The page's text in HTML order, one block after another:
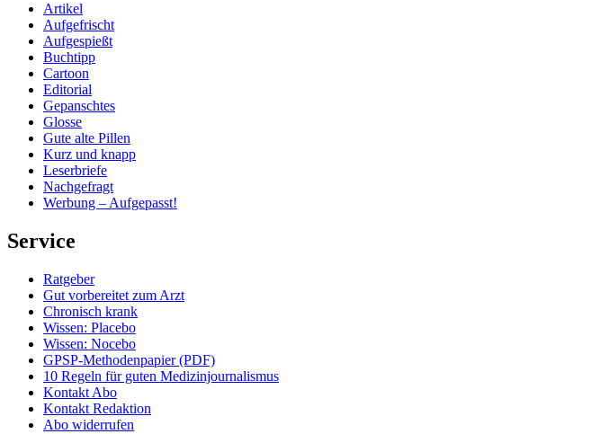
Artikel
Aufgefrischt
Aufgespießt
Buchtipp
Cartoon
Editorial
Gepanschtes
Glosse
Gute alte Pillen
Kurz und knapp
Leserbriefe
Nachgefragt
Werbung – Aufgepasst!
Service
Ratgeber
Gut vorbereitet zum Arzt
Chronisch krank
Wissen: Placebo
Wissen: Nocebo
GPSP-Methodenpapier (PDF)
10 Regeln für guten Medizinjournalismus
Kontakt Abo
Kontakt Redaktion
Abo widerrufen